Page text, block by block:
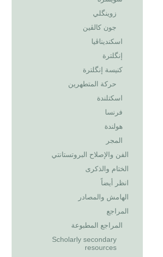
زوينگلي
جون كالڤين
اسكنديناڤيا
إنگلترة
كنيسة إنگلترة
حركة المتطهرين
اسكتلندة
فرنسا
هولندة
المجر
الفن والإصلاح البروتستانتي
الختام والذكرى
انظر أيضاً
الهامش والمصادر
المراجع
المراجع المطبوعة
Scholarly secondary
resources